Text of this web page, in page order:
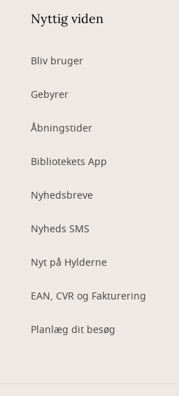
Nyttig viden
Bliv bruger
Gebyrer
Åbningstider
Bibliotekets App
Nyhedsbreve
Nyheds SMS
Nyt på Hylderne
EAN, CVR og Fakturering
Planlæg dit besøg